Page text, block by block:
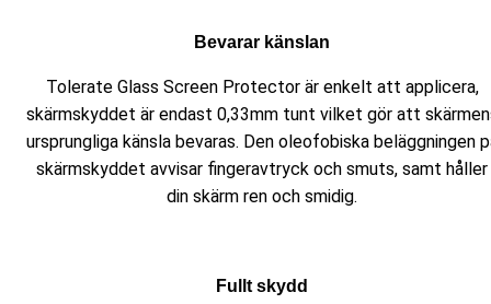
Bevarar känslan
Tolerate Glass Screen Protector är enkelt att applicera,
skärmskyddet är endast 0,33mm tunt vilket gör att
ursprungliga känsla bevaras. Den oleofobiska beläggningen
skärmskyddet avvisar fingeravtryck och smuts, samt håller
din skärm ren och smidig.
Fullt skydd